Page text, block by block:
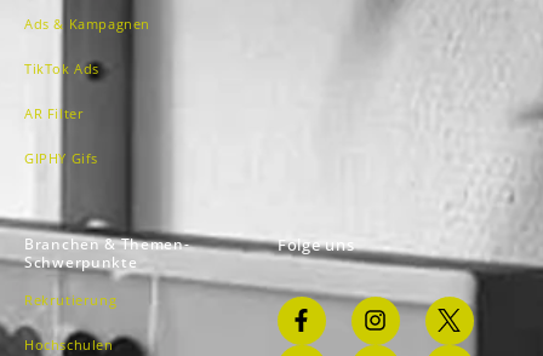
Ads & Kampagnen
TikTok Ads
AR Filter
GIPHY Gifs
Branchen & Themen-
Schwerpunkte
Rekrutierung
Hochschulen
Folge uns